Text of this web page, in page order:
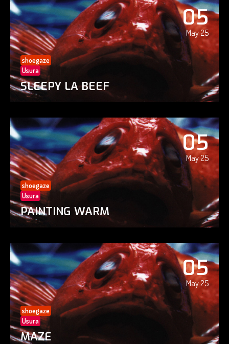
05
May 25
shoegaze
Usura
SLEEPY LA BEEF
05
May 25
shoegaze
Usura
PAINTING WARM
05
May 25
shoegaze
Usura
MAZE